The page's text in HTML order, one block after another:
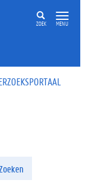
ZOEK MENU